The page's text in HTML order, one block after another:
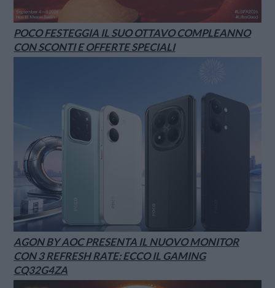
POCO FESTEGGIA IL SUO OTTAVO COMPLEANNO
CON SCONTI E OFFERTE SPECIALI
AGON BY AOC PRESENTA IL NUOVO MONITOR
CON 3 REFRESH RATE: ECCO IL GAMING
CQ32G4ZA